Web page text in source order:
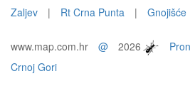
Zaljev
| Rt Crna Punta | Gnojišće
www.map.com.hr @ 2026
Crnoj Gori